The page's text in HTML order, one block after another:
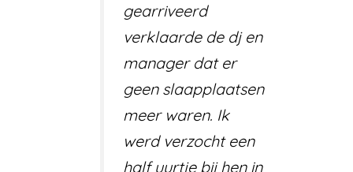
gearriveerd
verklaarde de dj en
manager dat er
geen slaapplaatsen
meer waren. Ik
werd verzocht een
half uurtje bij hen in